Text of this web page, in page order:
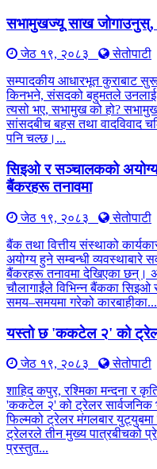
सभामुखज्यू साख जोगाउनुस्,
जेठ १९, २०८३
सेतोपाटी
सम्पादकीय आधारभूत कुराबाट
किनभने, संसदको बहुमतले उनलाई
त्यसो भए, सभामुख को हो?
सांसदबीच बहस तथा वादविवाद
पनि चल्छ।...
सिइओ र सञ्चालकको
बैंकरहरू तनावमा
जेठ १९, २०८३
सेतोपाटी
बैंक तथा वित्तीय संस्थाको
अयोग्य हुने सम्बन्धी व्यवस्थाबारे
बैंकरहरू तनावमा देखिएका छन्।
चौलागाईंले विभिन्न बैंकका
समय–समयमा गरेको कारबाहीका...
यस्तो छ 'ककटेल २' को
जेठ १९, २०८३
सेतोपाटी
शाहिद कपुर, रश्मिका मन्दना र
'ककटेल २' को ट्रेलर सार्वजनिक
फिल्मको ट्रेलर मंगलबार युट्युबमा
ट्रेलरले तीन मुख्य पात्रबीचको
प्रस्तुत...